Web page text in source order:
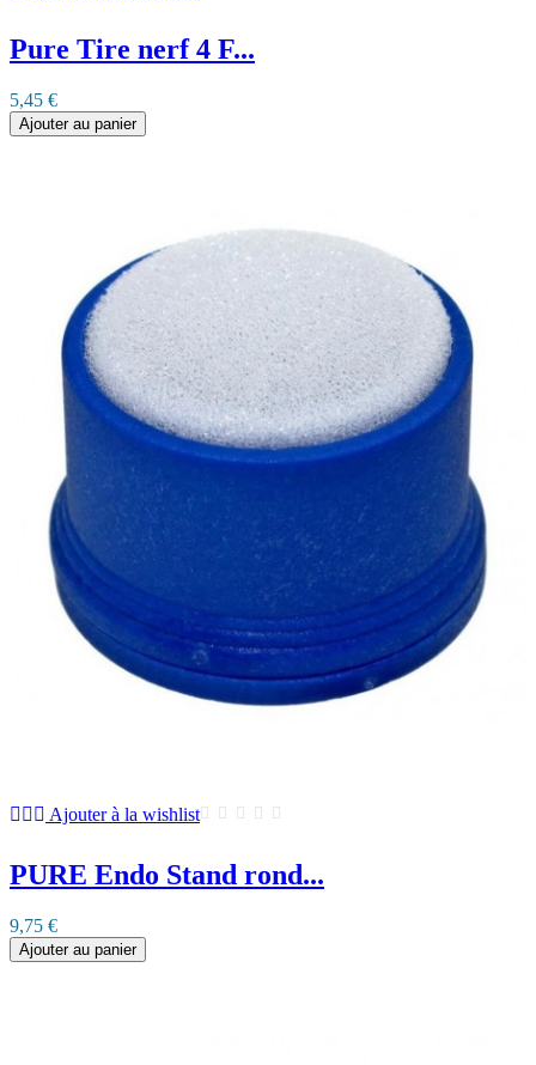
Pure Tire nerf 4 F...
5,45 €
Ajouter au panier
Ajouter à la wishlist
PURE Endo Stand rond...
9,75 €
Ajouter au panier